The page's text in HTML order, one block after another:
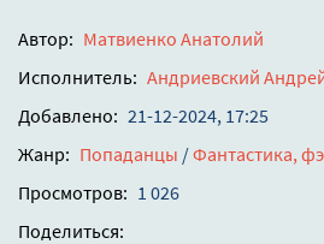
Автор: Матвиенко Анатолий
Исполнитель: Андриевский
Добавлено: 21-12-2024, 17:25
Жанр: Попаданцы /Фантастика,
Просмотров: 1 026
Поделиться: